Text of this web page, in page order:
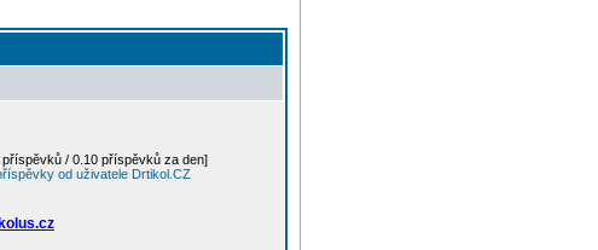
/ 0.10 příspěvků za den]
od uživatele Drtikol.CZ